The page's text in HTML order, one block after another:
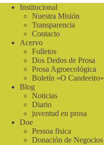
agroecológico!
Institucional
Nuestra Misión
Transparencia
Contacto
Acervo
Folletos
Dos Dedos de Prosa
Prosa Agroecológica
Boletín «O Candeeiro»
Blog
Noticias
Diario
juventud en prosa
Doe
Pessoa física
Donación de Negocios